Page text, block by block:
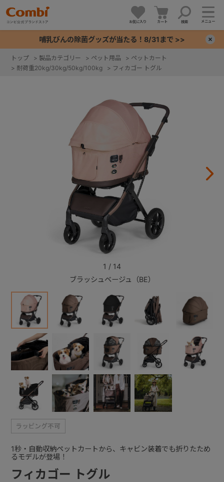
お気に入り カート 検索 メニュー
哺乳びんの除菌グッズが当たる！8/31まで >>
トップ > 製品カテゴリー > ペット用品 > ペットカート
> 耐荷重20kg/30kg/50kg/100kg > フィカゴー トグル
ブラッシュベージュ（BE）
1 / 14
フィカゴー トグル
1秒・自動収納ペットカートから、キャビン装着でも折りたため
るモデルが登場！